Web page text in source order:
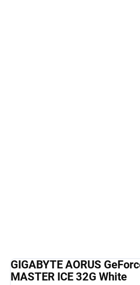
GIGABYTE AORUS
MASTER ICE 32G White